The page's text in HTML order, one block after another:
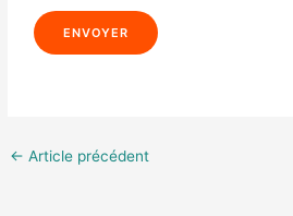
ENVOYER
← Article précédent